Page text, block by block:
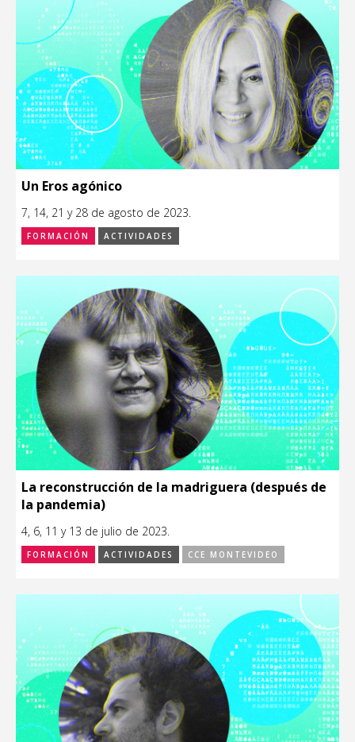
Un Eros agónico
7, 14, 21 y 28 de agosto de 2023.
FORMACIÓN ACTIVIDADES
La reconstrucción de la madriguera (después de
la pandemia)
4, 6, 11 y 13 de julio de 2023.
FORMACIÓN ACTIVIDADES CCE MONTEVIDEO